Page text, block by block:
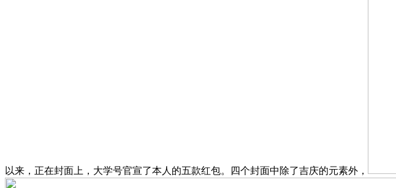
以来，正在封面上，大学号官宣了本人的五款红包。四个封面中除了吉庆的元素外，